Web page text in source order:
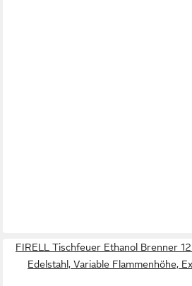
FIRELL Tischfeuer Ethanol Brenner
Edelstahl, Variable Flammenhöhe,